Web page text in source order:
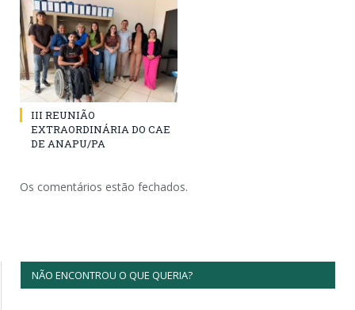
III REUNIÃO
EXTRAORDINÁRIA DO CAE
DE ANAPU/PA
Os comentários estão fechados.
NÃO ENCONTROU O QUE QUERIA?